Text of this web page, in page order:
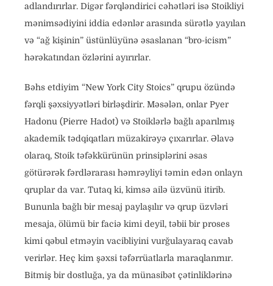
adlandırırlar. Digər fərqləndirici cəhətləri isə Stoikliyi
mənimsədiyini iddia edənlər arasında sürətlə yayılan
və “ağ kişinin” üstünlüyünə əsaslanan “bro-icism”
hərəkatından özlərini ayırırlar.
Bəhs etdiyim “New York City Stoics” qrupu özündə
fərqli şəxsiyyətləri birləşdirir. Məsələn, onlar Pyer
Hadonu (Pierre Hadot) və Stoiklərlə bağlı aparılmış
akademik tədqiqatları müzakirəyə çıxarırlar. Əlavə
olaraq, Stoik təfəkkürünün prinsiplərini əsas
götürərək fərdlərarası həmrəyliyi təmin edən onlayn
qruplar da var. Tutaq ki, kimsə ailə üzvünü itirib.
Bununla bağlı bir mesaj paylaşılır və qrup üzvləri
mesaja, ölümü bir faciə kimi deyil, təbii bir proses
kimi qəbul etməyin vacibliyini vurğulayaraq cavab
verirlər. Heç kim şəxsi təfərrüatlarla maraqlanmır.
Bitmiş bir dostluğa, ya da münasibət çətinliklərinə